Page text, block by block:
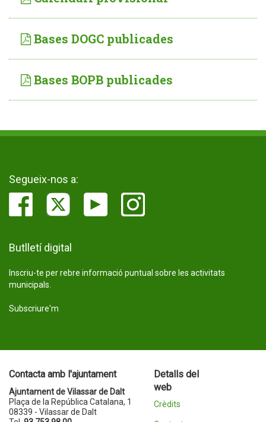
Bases DOGC publicades
Bases BOPB publicades
Segueix-nos a:
Butlletí digital
Inscriu-te per rebre informació puntual sobre les activitats
municipals.
Subscriure'm
Contacta amb l'ajuntament
Ajuntament de Vilassar de Dalt
Plaça de la República Catalana, 1
08339 - Vilassar de Dalt
Detalls del
web
Crèdits